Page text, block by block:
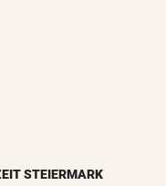
STEIERMARK